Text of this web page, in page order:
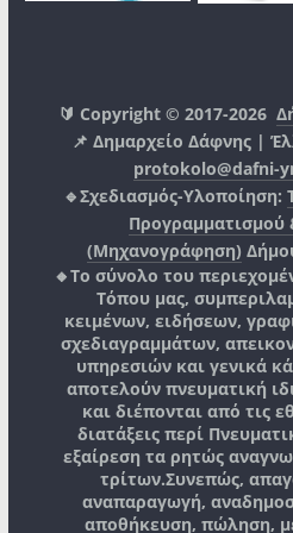
🔰 Copyright © 2017-2026
📌 Δημαρχείο Δάφνης |
protokolo@dafni-
🔹Σχεδιασμός-Υλοποίηση:
(Μηχανογράφηση)
🔸Το σύνολο του
Τόπου μας,
κειμένων, ειδήσεων,
σχεδιαγραμμάτων,
υπηρεσιών και γενικά
αποτελούν πνευματική
και διέπονται από τις
διατάξεις περί
εξαίρεση τα ρητώς
τρίτων.Συνεπώς,
αναπαραγωγή,
αποθήκευση, πώληση,